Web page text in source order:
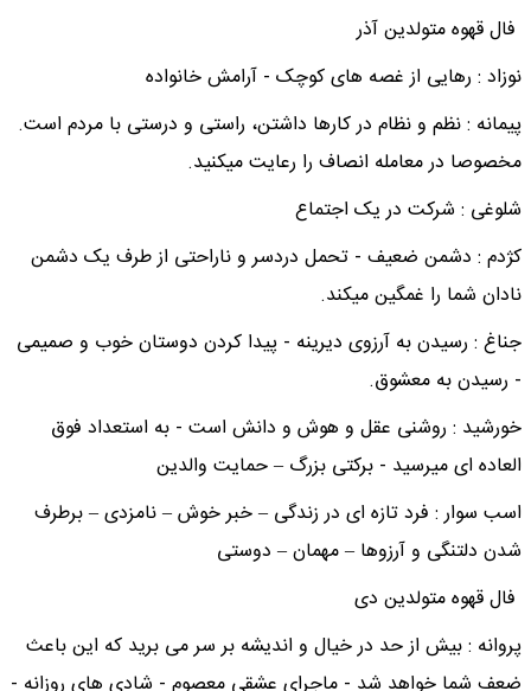
فال قهوه متولدین آذر
نوزاد : رهایی از غصه های کوچک - آرامش خانواده
پیمانه : نظم و نظام در کارها داشتن، راستی و درستی با مردم است.
مخصوصا در معامله انصاف را رعایت میکنید.
شلوغی : شرکت در یک اجتماع
کژدم : دشمن ضعیف - تحمل دردسر و ناراحتی از طرف یک دشمن
نادان شما را غمگین میکند.
جناغ : رسیدن به آرزوی دیرینه - پیدا کردن دوستان خوب و صمیمی
- رسیدن به معشوق.
خورشید : روشنی عقل و هوش و دانش است - به استعداد فوق
العاده ای میرسید - برکتی بزرگ – حمایت والدین
اسب سوار : فرد تازه ای در زندگی – خبر خوش – نامزدی – برطرف
شدن دلتنگی و آرزوها – مهمان – دوستی
فال قهوه متولدین دی
پروانه : بیش از حد در خیال و اندیشه بر سر می برید که این باعث
ضعف شما خواهد شد - ماجرای عشقی معصوم - شادی های روزانه -